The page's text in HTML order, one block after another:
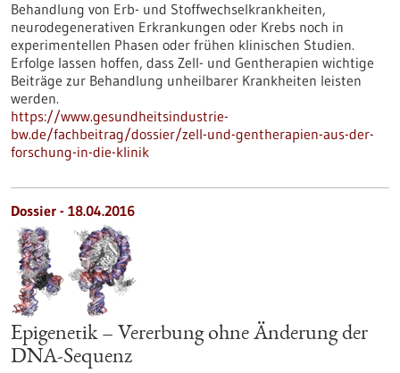
Behandlung von Erb- und Stoffwechselkrankheiten,
neurodegenerativen Erkrankungen oder Krebs noch in
experimentellen Phasen oder frühen klinischen Studien.
Erfolge lassen hoffen, dass Zell- und Gentherapien wichtige
Beiträge zur Behandlung unheilbarer Krankheiten leisten
werden.
https://www.gesundheitsindustrie-
bw.de/fachbeitrag/dossier/zell-und-gentherapien-aus-der-
forschung-in-die-klinik
Dossier - 18.04.2016
Epigenetik – Vererbung ohne Änderung der
DNA-Sequenz